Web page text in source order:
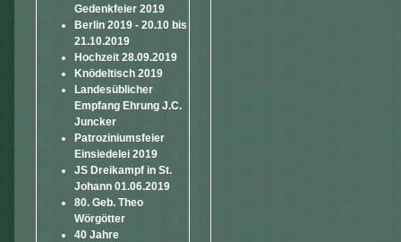
Gedenkfeier 2019
Berlin 2019 - 20.10 bis
21.10.2019
Hochzeit 28.09.2019
Knödeltisch 2019
Landesüblicher
Empfang Ehrung J.C.
Juncker
Patroziniumsfeier
Einsiedelei 2019
JS Dreikampf in St.
Johann 01.06.2019
80. Geb. Theo
Wörgötter
40 Jahre